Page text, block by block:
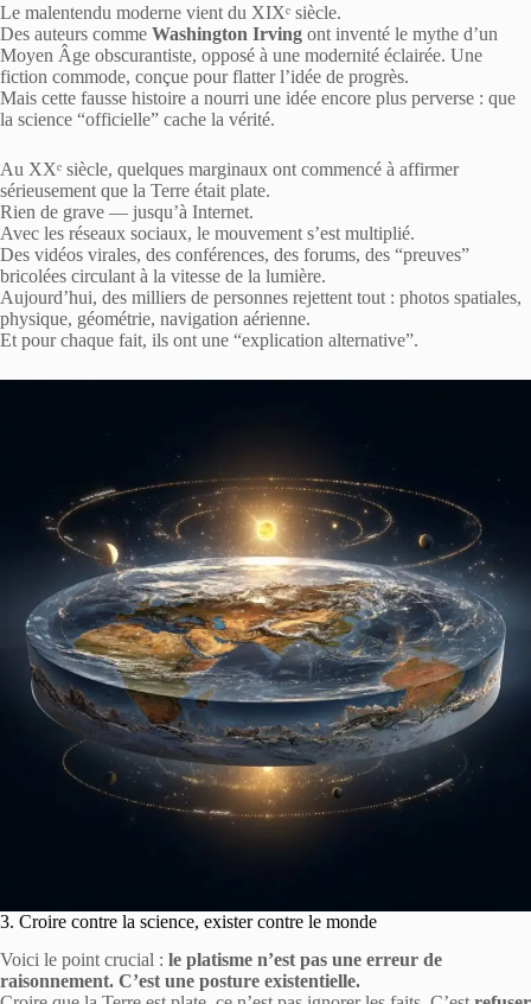
Le malentendu moderne vient du XIXᵉ siècle.
Des auteurs comme Washington Irving ont inventé le mythe d’un
Moyen Âge obscurantiste, opposé à une modernité éclairée. Une
fiction commode, conçue pour flatter l’idée de progrès.
Mais cette fausse histoire a nourri une idée encore plus perverse : que
la science “officielle” cache la vérité.
Au XXᵉ siècle, quelques marginaux ont commencé à affirmer
sérieusement que la Terre était plate.
Rien de grave — jusqu’à Internet.
Avec les réseaux sociaux, le mouvement s’est multiplié.
Des vidéos virales, des conférences, des forums, des “preuves”
bricolées circulant à la vitesse de la lumière.
Aujourd’hui, des milliers de personnes rejettent tout : photos spatiales,
physique, géométrie, navigation aérienne.
Et pour chaque fait, ils ont une “explication alternative”.
3. Croire contre la science, exister contre le monde
Voici le point crucial : le platisme n’est pas une erreur de
raisonnement. C’est une posture existentielle.